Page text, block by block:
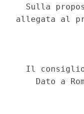
Sulla
allegata al
Il
Dato a